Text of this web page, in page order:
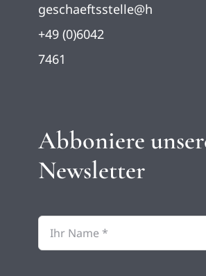
+49 (0)6042
7461
Abboniere
Newsletter